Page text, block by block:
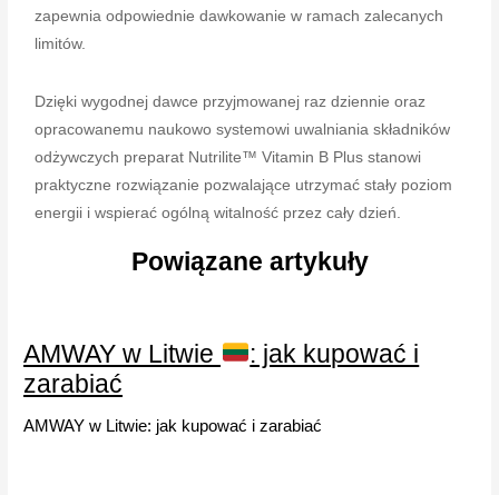
zapewnia odpowiednie dawkowanie w ramach zalecanych
limitów.
Dzięki wygodnej dawce przyjmowanej raz dziennie oraz
opracowanemu naukowo systemowi uwalniania składników
odżywczych preparat Nutrilite™ Vitamin B Plus stanowi
praktyczne rozwiązanie pozwalające utrzymać stały poziom
energii i wspierać ogólną witalność przez cały dzień.
Powiązane artykuły
AMWAY w Litwie
: jak kupować i
zarabiać
AMWAY w Litwie: jak kupować i zarabiać